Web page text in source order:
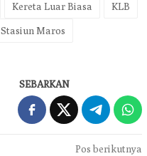
Kereta Luar Biasa KLB
Stasiun Maros
SEBARKAN
Pos berikutnya